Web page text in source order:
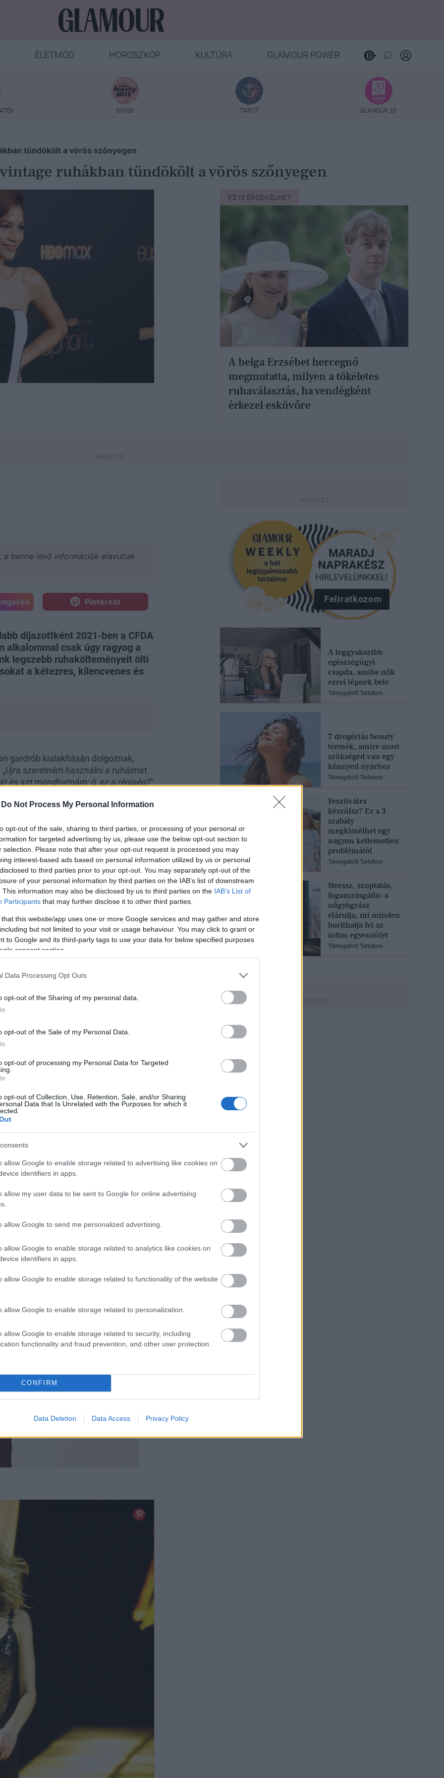
Do Not Process My Personal Information
opt-out of the sale, sharing to third parties, or processing of your personal or
for targeted advertising by us, please use the below opt-out section to
selection. Please note that after your opt-out request is processed you may
interest-based ads based on personal information utilized by us or personal
to third parties prior to your opt-out. You may separately opt-out of the
of your personal information by third parties on the IAB’s list of downstream
This information may also be disclosed by us to third parties on the IAB’s List of
Participants that may further disclose it to other third parties.
that this website/app uses one or more Google services and may gather and store
but not limited to your visit or usage behaviour. You may click to grant or
to Google and its third-party tags to use your data for below specified purposes
consent section.
Data Processing Opt Outs
opt-out of the Sharing of my personal data.
opt-out of the Sale of my Personal Data.
opt-out of processing my Personal Data for Targeted
opt-out of Collection, Use, Retention, Sale, and/or Sharing
Data that Is Unrelated with the Purposes for which it
allow Google to enable storage related to advertising like cookies on
identifiers in apps.
allow my user data to be sent to Google for online advertising
allow Google to send me personalized advertising.
allow Google to enable storage related to analytics like cookies on
identifiers in apps.
allow Google to enable storage related to functionality of the website
allow Google to enable storage related to personalization.
allow Google to enable storage related to security, including
functionality and fraud prevention, and other user protection.
CONFIRM
Data Deletion Data Access Privacy Policy
ÉLETMÓD HOROSZKÓP KULTÚRA GLAMOUR POWER
SYOSS TAROT GLAMOUR 20
tündökölt a vörös szőnyegen
ruhákban tündökölt a vörös szőnyegen
EZ IS ÉRDEKELHET
A belga Erzsébet hercegnő
megmutatta, milyen a tökéletes
ruhaválasztás, ha vendégként
érkezel esküvőre
benne lévő információk elavultak
Pinterest
díjazottként 2021-ben a CFDA
alkalommal csak úgy ragyog a
legszebb ruhakölteményeit ölti
a kétezres, kilencvenes és
gardrób kialakításán dolgoznak,
Újra szeretném használni a ruháimat.
és azt mondhatnám: ó, ez a régiség?”
gyakrabban láthatjuk vintage
– amellett, hogy minden ruhának
megismerni – komoly üzenetet is
Viselj használt, klasszikus
Carpet Fashion Awards
1996-ból. Az áttetsző, ékszerekkel
Anna K. viselte a kifutón.
Feliratkozom
A leggyakoribb
egészségügyi
csapda, amibe nők
ezrei lépnek bele
Támogatott Tartalom
7 drogériás beauty
termék, amire most
szükséged van egy
könnyed nyárhoz
Támogatott Tartalom
Fesztiválra
készülsz? Ez a 3
szabály
megkímélhet egy
nagyon kellemetlen
problémától
Támogatott Tartalom
Stressz, szoptatás,
fogamzásgátló: a
nőgyógyász
elárulja, mi minden
boríthatja fel az
intim egyensúlyt
Támogatott Tartalom